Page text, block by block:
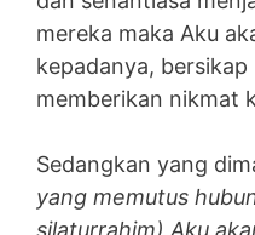
mereka maka Aku
kepadanya,
memberikan nikmat
Sedangkan yang
yang memutus
silaturrahim) Aku